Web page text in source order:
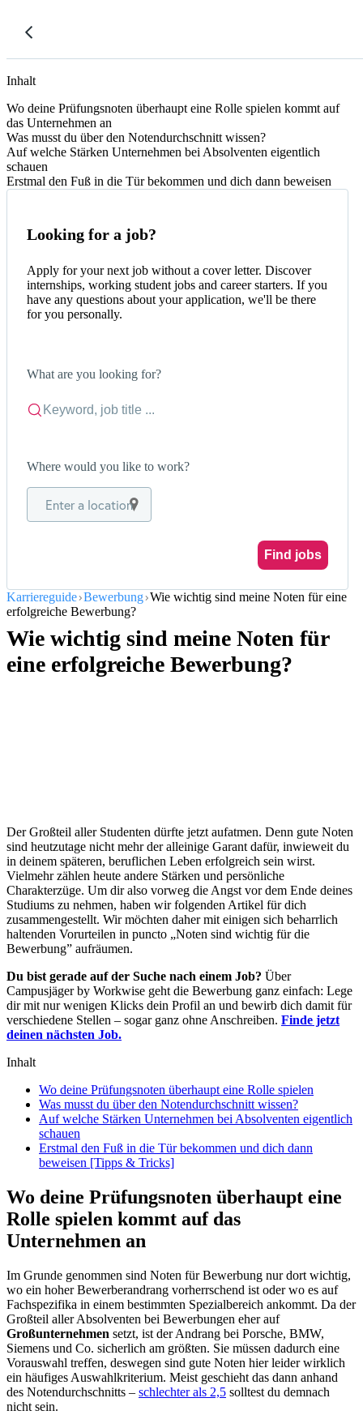
Inhalt
Wo deine Prüfungsnoten überhaupt eine Rolle spielen kommt auf
das Unternehmen an
Was musst du über den Notendurchschnitt wissen?
Auf welche Stärken Unternehmen bei Absolventen eigentlich
schauen
Erstmal den Fuß in die Tür bekommen und dich dann beweisen
Looking for a job?
Apply for your next job without a cover letter. Discover
internships, working student jobs and career starters. If you
have any questions about your application, we'll be there
for you personally.
What are you looking for?
Where would you like to work?
Enter a location
Find jobs
Karriereguide Bewerbung Wie wichtig sind meine Noten für eine
erfolgreiche Bewerbung?
Wie wichtig sind meine Noten für
eine erfolgreiche Bewerbung?
Der Großteil aller Studenten dürfte jetzt aufatmen. Denn gute Noten
sind heutzutage nicht mehr der alleinige Garant dafür, inwieweit du
in deinem späteren, beruflichen Leben erfolgreich sein wirst.
Vielmehr zählen heute andere Stärken und persönliche
Charakterzüge. Um dir also vorweg die Angst vor dem Ende deines
Studiums zu nehmen, haben wir folgenden Artikel für dich
zusammengestellt. Wir möchten daher mit einigen sich beharrlich
haltenden Vorurteilen in puncto „Noten sind wichtig für die
Bewerbung” aufräumen.
Du bist gerade auf der Suche nach einem Job? Über
Campusjäger by Workwise geht die Bewerbung ganz einfach: Lege
dir mit nur wenigen Klicks dein Profil an und bewirb dich damit für
verschiedene Stellen – sogar ganz ohne Anschreiben. Finde jetzt
deinen nächsten Job.
Inhalt
Wo deine Prüfungsnoten überhaupt eine Rolle spielen
Was musst du über den Notendurchschnitt wissen?
Auf welche Stärken Unternehmen bei Absolventen eigentlich
schauen
Erstmal den Fuß in die Tür bekommen und dich dann
beweisen [Tipps & Tricks]
Wo deine Prüfungsnoten überhaupt eine
Rolle spielen kommt auf das
Unternehmen an
Im Grunde genommen sind Noten für Bewerbung nur dort wichtig,
wo ein hoher Bewerberandrang vorherrschend ist oder wo es auf
Fachspezifika in einem bestimmten Spezialbereich ankommt. Da der
Großteil aller Absolventen bei Bewerbungen eher auf
Großunternehmen setzt, ist der Andrang bei Porsche, BMW,
Siemens und Co. sicherlich am größten. Sie müssen dadurch eine
Vorauswahl treffen, deswegen sind gute Noten hier leider wirklich
ein häufiges Auswahlkriterium. Meist geschieht das dann anhand
des Notendurchschnitts – schlechter als 2,5 solltest du demnach
nicht sein.